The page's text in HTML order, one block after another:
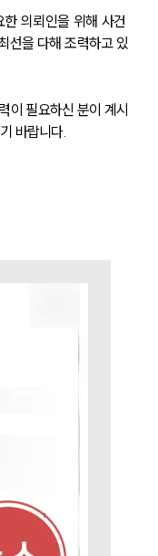
의뢰인을 위해 사건
선을 다해 조력하고 있
이 필요하신 분이 계시
바랍니다.